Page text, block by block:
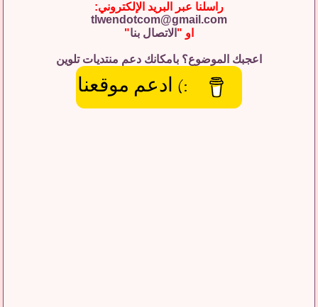
راسلنا عبر البريد الإلكتروني:
tlwendotcom@gmail.com
او " الاتصال بنا"
اعجبك الموضوع؟ بامكانك دعم منتديات تلوين
:) ادعم موقعنا